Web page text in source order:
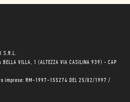
S.R.L.
BELLA VILLA, 1 (ALTEZZA VIA CASILINA 939) - CAP
imprese: RM-1997-155274 DEL 25/02/1997 /